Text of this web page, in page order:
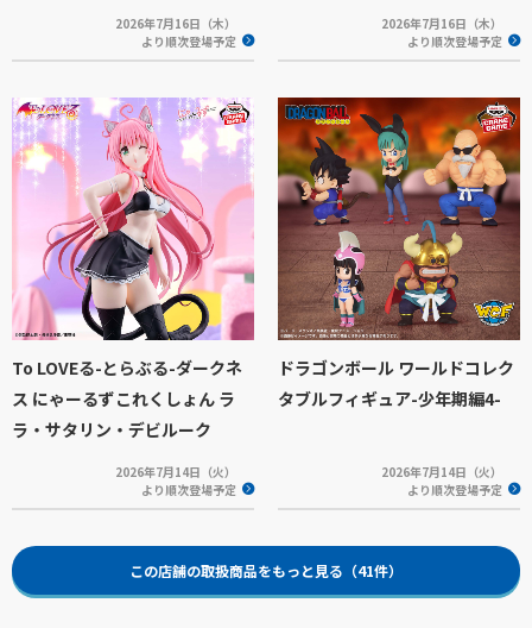
2026年7月16日（木）
より順次登場予定
2026年7月16日（木）
より順次登場予定
To LOVEる-とらぶる-ダークネ
ス にゃーるずこれくしょん ラ
ラ・サタリン・デビルーク
2026年7月14日（火）
より順次登場予定
ドラゴンボール ワールドコレク
タブルフィギュア-少年期編4-
2026年7月14日（火）
より順次登場予定
この店舗の取扱商品をもっと見る（41件）